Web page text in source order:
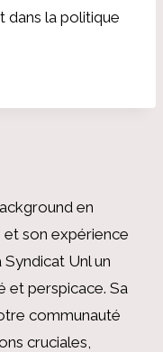
dans la politique
en
son expérience
Unl un
et perspicace. Sa
communauté
cruciales,